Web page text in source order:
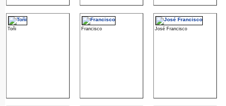
Toñi Francisco José Francisco